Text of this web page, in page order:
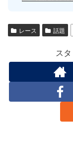
レース 話題
ス